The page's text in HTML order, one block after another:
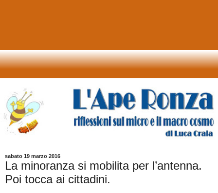
sabato 19 marzo 2016
La minoranza si mobilita per l’antenna.
Poi tocca ai cittadini.